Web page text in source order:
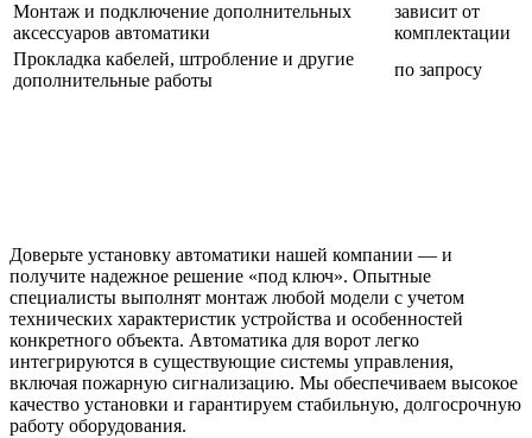
Монтаж и подключение дополнительных
аксессуаров автоматики
зависит от
комплектации
Прокладка кабелей, штробление и другие
дополнительные работы
по запросу
Доверьте установку автоматики нашей компании — и
получите надежное решение «под ключ». Опытные
специалисты выполнят монтаж любой модели с учетом
технических характеристик устройства и особенностей
конкретного объекта. Автоматика для ворот легко
интегрируются в существующие системы управления,
включая пожарную сигнализацию. Мы обеспечиваем высокое
качество установки и гарантируем стабильную, долгосрочную
работу оборудования.